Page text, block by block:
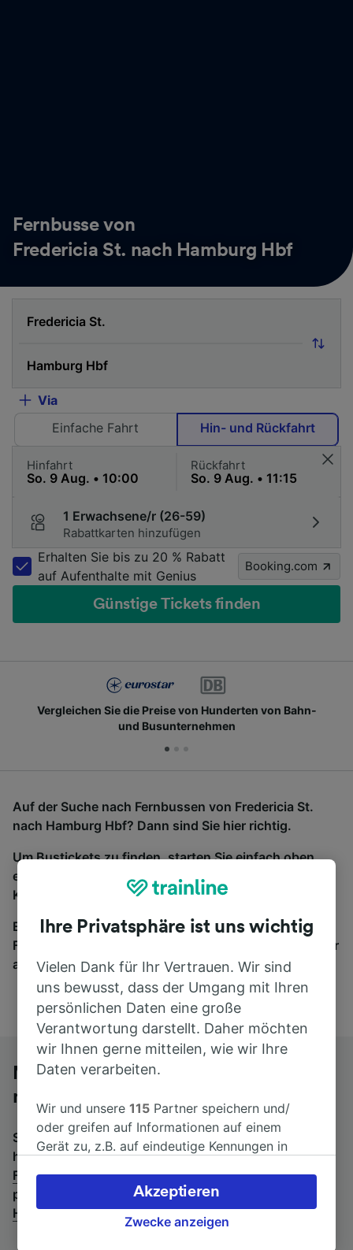
Fernbusse von
Fredericia St. nach Hamburg Hbf
Via
Einfache Fahrt
Hin- und Rückfahrt
Hinfahrt Rückfahrt
1 Erwachsene/r (26-59)
Rabattkarten hinzufügen
Erhalten Sie bis zu 20 % Rabatt
auf Aufenthalte mit Genius
Booking.com
Günstige Tickets finden
Vergleichen Sie die Preise von Hunderten von Bahn-
und Busunternehmen
Auf der Suche nach Fernbussen von Fredericia St.
nach Hamburg Hbf? Dann sind Sie hier richtig.
Um Bustickets zu finden, starten Sie einfach oben
eine Suche und wir vergleichen Fahrtzeiten und
Kosten für Bahn- und Busreisen miteinander.
Egal, wohin die Reise geht – starten Sie mit uns.
Finden Sie hier Fahrkarten für Verbindungen von mehr
als 170 Bahn- und Busunternehmen.
Mit dem Fernbus von Fredericia St.
nach Hamburg Hbf
Suchen Sie nach einem Rückfahrtticket? Dann bitte
hier entlang:Fernbusse von Hamburg Hbf nach
Fredericia St..Wenn Sie lieber mit dem Zug fahren,
prüfen Sie die
Züge von Fredericia St. bis Hamburg
Hbf
.
Ihre Privatsphäre ist uns wichtig
Vielen Dank für Ihr Vertrauen. Wir sind
uns bewusst, dass der Umgang mit Ihren
persönlichen Daten eine große
Verantwortung darstellt. Daher möchten
wir Ihnen gerne mitteilen, wie wir Ihre
Daten verarbeiten.
Wir und unsere115 Partner speichern und/
oder greifen auf Informationen auf einem
Gerät zu, z.B. auf eindeutige Kennungen in
verarbeiten. Sie können Ihre Präferenzen
akzeptieren oder verwalten, einschließlich
Ihres Widerspruchsrechts bei berechtigtem
Zwecke anzeigen
Akzeptieren